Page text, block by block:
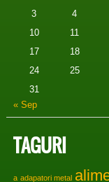
3
4
10
11
17
18
24
25
31
« Sep
TAGURI
a adapatori metal